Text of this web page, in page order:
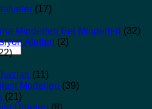
(17)
Minderleri Bel Minderleri (32)
Aletleri (2)
(11)
Modelleri (39)
(21)